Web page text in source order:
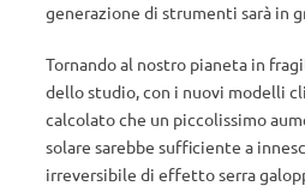
generazione di strumenti sarà in
Tornando al nostro pianeta in
dello studio, con i nuovi modelli
calcolato che un piccolissimo
solare sarebbe sufficiente a
irreversibile di effetto serra